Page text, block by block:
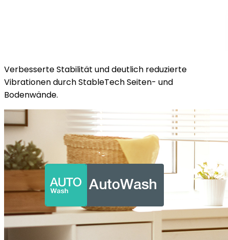
Verbesserte Stabilität und deutlich reduzierte
Vibrationen durch StableTech Seiten- und
Bodenwände.